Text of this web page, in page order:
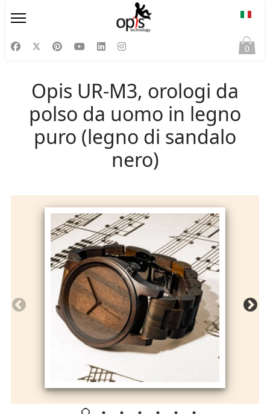
0
Opis UR-M3, orologi da
polso da uomo in legno
puro (legno di sandalo
nero)